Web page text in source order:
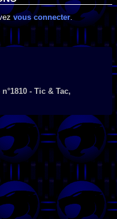
vous connecter.
- Tic & Tac,